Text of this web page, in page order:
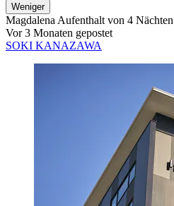
Weniger
MagdalenaAufenthalt von 4 Nächten
Vor 3 Monaten gepostet
SOKI KANAZAWA